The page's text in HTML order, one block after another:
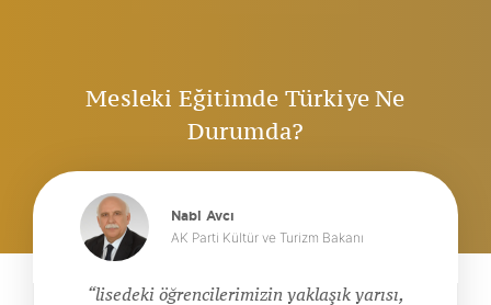
Mesleki Eğitimde Türkiye Ne
Durumda?
Nabi Avcı
AK Parti Kültür ve Turizm Bakanı
lisedeki öğrencilerimizin yaklaşık yarısı,